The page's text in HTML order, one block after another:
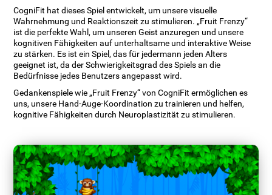
CogniFit hat dieses Spiel entwickelt, um unsere visuelle
Wahrnehmung und Reaktionszeit zu stimulieren. „Fruit Frenzy“
ist die perfekte Wahl, um unseren Geist anzuregen und unsere
kognitiven Fähigkeiten auf unterhaltsame und interaktive Weise
zu stärken. Es ist ein Spiel, das für jedermann jeden Alters
geeignet ist, da der Schwierigkeitsgrad des Spiels an die
Bedürfnisse jedes Benutzers angepasst wird.
Gedankenspiele wie „Fruit Frenzy“ von CogniFit ermöglichen es
uns, unsere Hand-Auge-Koordination zu trainieren und helfen,
kognitive Fähigkeiten durch Neuroplastizität zu stimulieren.